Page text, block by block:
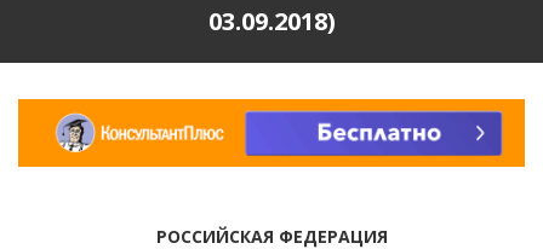
03.09.2018)
РОССИЙСКАЯ ФЕДЕРАЦИЯ